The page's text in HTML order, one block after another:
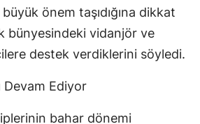
önem taşıdığına dikkat
bünyesindeki vidanjör ve
destek verdiklerini söyledi.
Devam Ediyor
bahar dönemi